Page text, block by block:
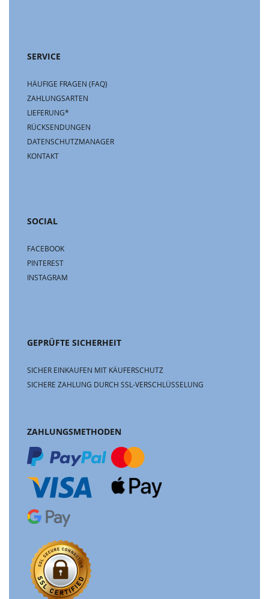
SERVICE
HÄUFIGE FRAGEN (FAQ)
ZAHLUNGSARTEN
LIEFERUNG*
RÜCKSENDUNGEN
DATENSCHUTZMANAGER
KONTAKT
SOCIAL
FACEBOOK
PINTEREST
INSTAGRAM
GEPRÜFTE SICHERHEIT
SICHER EINKAUFEN MIT KÄUFERSCHUTZ
SICHERE ZAHLUNG DURCH SSL-VERSCHLÜSSELUNG
ZAHLUNGSMETHODEN